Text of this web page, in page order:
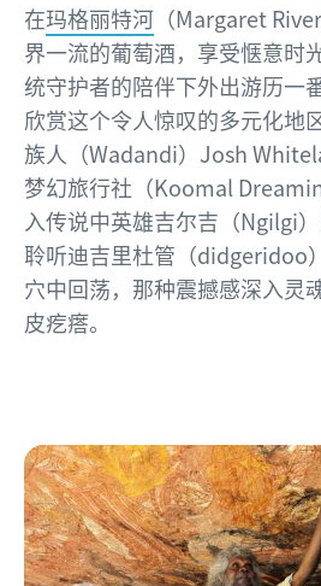
在玛格丽特河 （Margaret
界一流的葡萄酒，享受惬意时
统守护者的陪伴下外出游历一
欣赏这个令人惊叹的多元化地
族人（Wadandi）Josh
梦幻旅行社（Koomal
入传说中英雄吉尔吉（Ngilgi
聆听迪吉里杜管（didgeridoo
穴中回荡，那种震撼感深入灵
皮疙瘩。